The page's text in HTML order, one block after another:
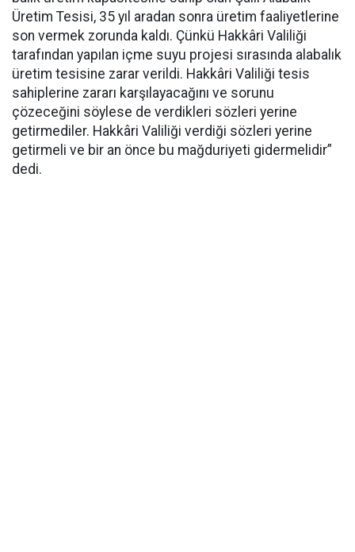
Üretim Tesisi, 35 yıl aradan sonra üretim faaliyetlerine
son vermek zorunda kaldı. Çünkü Hakkâri Valiliği
tarafından yapılan içme suyu projesi sırasında alabalık
üretim tesisine zarar verildi. Hakkâri Valiliği tesis
sahiplerine zararı karşılayacağını ve sorunu
çözeceğini söylese de verdikleri sözleri yerine
getirmediler. Hakkâri Valiliği verdiği sözleri yerine
getirmeli ve bir an önce bu mağduriyeti gidermelidir”
dedi.